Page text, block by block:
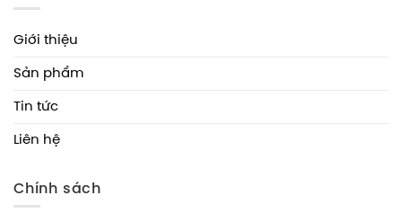
Giới thiệu
Sản phẩm
Tin tức
Liên hệ
Chính sách